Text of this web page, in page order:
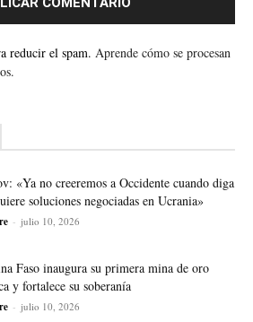
reducir el spam. Aprende cómo se procesan
«Ya no creeremos a Occidente cuando diga
soluciones negociadas en Ucrania»
- julio 10, 2026
Faso inaugura su primera mina de oro
y fortalece su soberanía
- julio 10, 2026